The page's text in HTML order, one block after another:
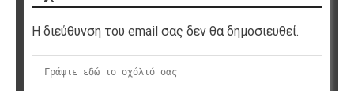
Η διεύθυνση του email σας δεν θα δημοσιευθεί.